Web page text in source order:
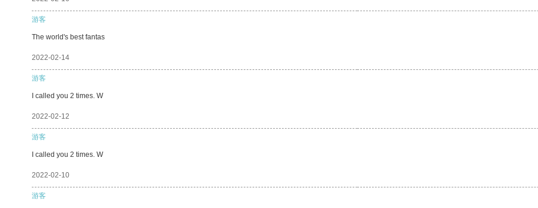
游客
The world's best fantas
2022-02-14
游客
I called you 2 times. W
2022-02-12
游客
I called you 2 times. W
2022-02-10
游客